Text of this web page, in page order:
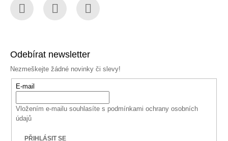
Odebírat newsletter
Nezmeškejte žádné novinky či slevy!
E-mail
Vložením e-mailu souhlasíte s podmínkami ochrany osobních
údajů
PŘIHLÁSIT SE